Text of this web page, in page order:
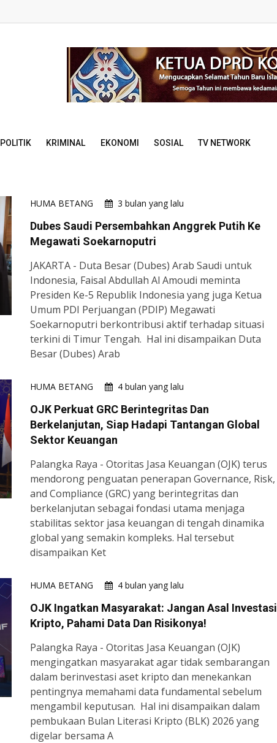
POLITIK KRIMINAL EKONOMI SOSIAL TV NETWORK
HUMA BETANG 3 bulan yang lalu
Dubes Saudi Persembahkan Anggrek Putih Ke
Megawati Soekarnoputri
JAKARTA - Duta Besar (Dubes) Arab Saudi untuk
Indonesia, Faisal Abdullah Al Amoudi meminta
Presiden Ke-5 Republik Indonesia yang juga Ketua
Umum PDI Perjuangan (PDIP) Megawati
Soekarnoputri berkontribusi aktif terhadap situasi
terkini di Timur Tengah. Hal ini disampaikan Duta
Besar (Dubes) Arab
HUMA BETANG 4 bulan yang lalu
OJK Perkuat GRC Berintegritas Dan
Berkelanjutan, Siap Hadapi Tantangan Global
Sektor Keuangan
Palangka Raya - Otoritas Jasa Keuangan (OJK) terus
mendorong penguatan penerapan Governance, Risk,
and Compliance (GRC) yang berintegritas dan
berkelanjutan sebagai fondasi utama menjaga
stabilitas sektor jasa keuangan di tengah dinamika
global yang semakin kompleks. Hal tersebut
disampaikan Ket
HUMA BETANG 4 bulan yang lalu
OJK Ingatkan Masyarakat: Jangan Asal Investasi
Kripto, Pahami Data Dan Risikonya!
Palangka Raya - Otoritas Jasa Keuangan (OJK)
mengingatkan masyarakat agar tidak sembarangan
dalam berinvestasi aset kripto dan menekankan
pentingnya memahami data fundamental sebelum
mengambil keputusan. Hal ini disampaikan dalam
pembukaan Bulan Literasi Kripto (BLK) 2026 yang
digelar bersama A